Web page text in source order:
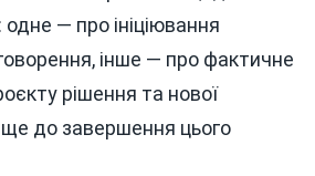
— про ініціювання
інше — про фактичне
рішення та нової
ще до завершення цього